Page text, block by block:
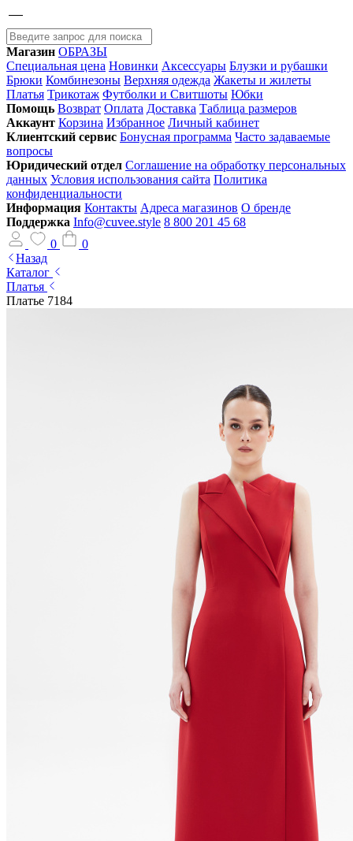
Магазин ОБРАЗЫ
Специальная цена Новинки Аксессуары Блузки и рубашки
Брюки Комбинезоны Верхняя одежда Жакеты и жилеты
Платья Трикотаж Футболки и Свитшоты Юбки
Помощь Возврат Оплата Доставка Таблица размеров
Аккаунт Корзина Избранное Личный кабинет
Клиентский сервис Бонусная программа Часто задаваемые
вопросы
Юридический отдел Соглашение на обработку персональных
данных Условия использования сайта Политика
конфиденциальности
Информация Контакты Адреса магазинов О бренде
Поддержка Info@cuvee.style 8 800 201 45 68
0
0
Назад
Каталог
Платья
Платье 7184